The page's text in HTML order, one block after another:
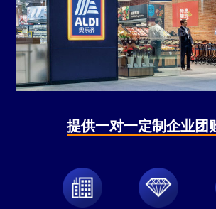
提供一对一定制企业团